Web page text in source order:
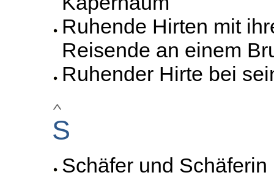
Ruhende Hirten mit
Reisende an einem
Ruhender Hirte bei
S
Schäfer und Schäferin